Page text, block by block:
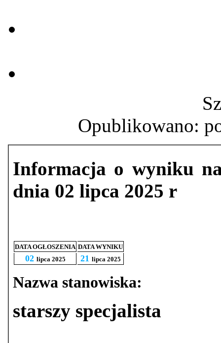
Opublikowano:
Informacja o wyniku
dnia 02 lipca 2025 r
DATA OGŁOSZENIA DATA WYNIKU
02 lipca 2025 21 lipca 2025
Nazwa stanowiska:
starszy specjalista